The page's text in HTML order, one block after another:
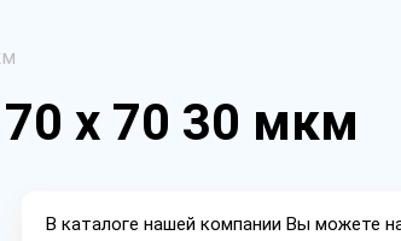
х 70 30 мкм
В каталоге нашей компании Вы можете